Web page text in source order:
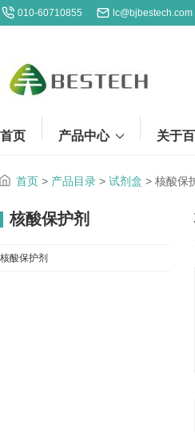
010-60710855 lc@bjbestech.com
首页 产品中心 关于
首页 > 产品目录 > 试剂盒 > 核酸保
核酸保护剂
核酸保护剂